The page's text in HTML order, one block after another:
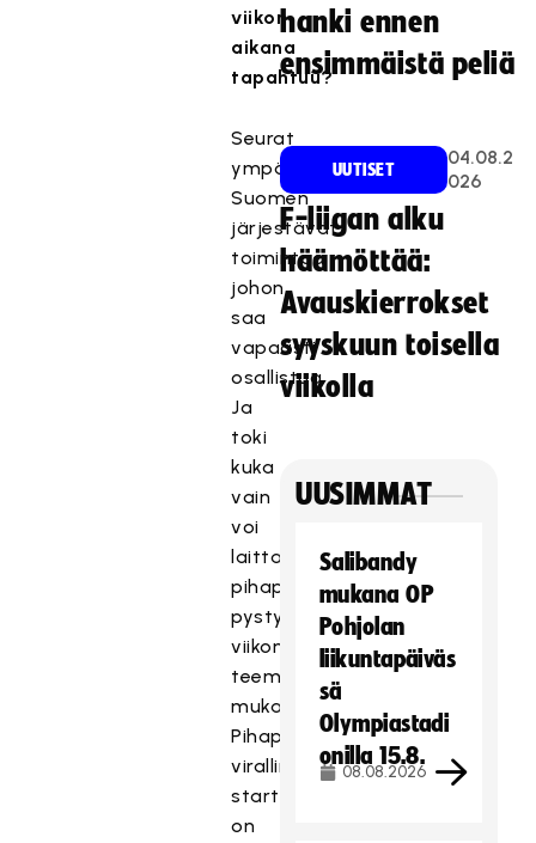
viikon
aikana
tapahtuu?
Seurat
ympäri
Suomen
järjestävät
toimintaa
johon
saa
vapaasti
osallistua.
Ja
toki
kuka
vain
voi
laittaa
pihapelit
pystyyn
viikon
teeman
mukaisesti.
Pihapeliviikon
virallinen
startti
on
hanki ennen
ensimmäistä peliä
UUTISET
04.08.2
026
F-liigan alku
häämöttää:
Avauskierrokset
syyskuun toisella
viikolla
UUSIMMAT
Salibandy
mukana OP
Pohjolan
liikuntapäiväs
sä
Olympiastadi
onilla 15.8.
08.08.2026